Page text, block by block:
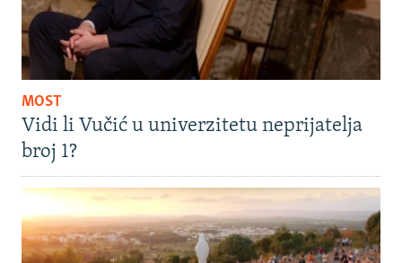
MOST
Vidi li Vučić u univerzitetu neprijatelja
broj 1?